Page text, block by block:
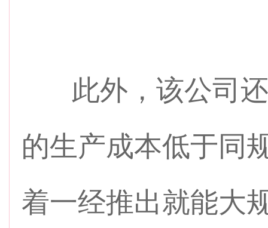
此外，该公司还
的生产成本低于同
着一经推出就能大